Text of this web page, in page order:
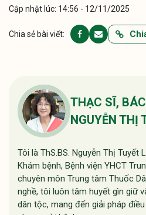
Cập nhật lúc: 14:56 - 12/11/2025
Chia sẻ bài viết:
THẠC SĨ,
NGUYỄN THỊ
Tôi là ThS.BS. Nguyễn Thị Tuyết
Khám bệnh, Bệnh viện YHCT
chuyên môn Trung tâm Thuốc
nghề, tôi luôn tâm huyết gìn giữ
dân tộc, mang đến giải pháp